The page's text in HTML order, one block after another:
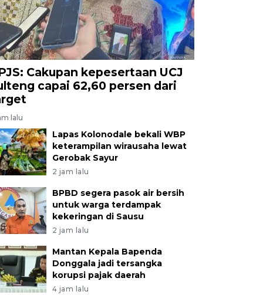
Cakupan kepesertaan UCJ
capai 62,60 persen dari
lalu
Lapas Kolonodale bekali WBP
keterampilan wirausaha lewat
Gerobak Sayur
2 jam lalu
BPBD segera pasok air bersih
untuk warga terdampak
kekeringan di Sausu
2 jam lalu
Mantan Kepala Bapenda
Donggala jadi tersangka
korupsi pajak daerah
4 jam lalu